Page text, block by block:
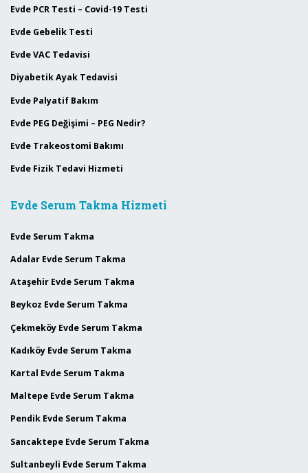
Evde PCR Testi – Covid-19 Testi
Evde Gebelik Testi
Evde VAC Tedavisi
Diyabetik Ayak Tedavisi
Evde Palyatif Bakım
Evde PEG Değişimi – PEG Nedir?
Evde Trakeostomi Bakımı
Evde Fizik Tedavi Hizmeti
Evde Serum Takma Hizmeti
Evde Serum Takma
Adalar Evde Serum Takma
Ataşehir Evde Serum Takma
Beykoz Evde Serum Takma
Çekmeköy Evde Serum Takma
Kadıköy Evde Serum Takma
Kartal Evde Serum Takma
Maltepe Evde Serum Takma
Pendik Evde Serum Takma
Sancaktepe Evde Serum Takma
Sultanbeyli Evde Serum Takma